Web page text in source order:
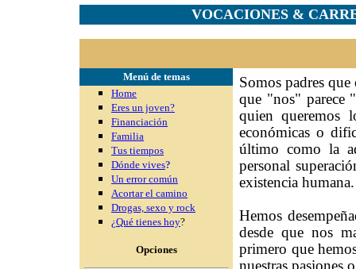
VOCACIONES &
Menú de temas
Home
Eres un joven?
Financiación
Familia
Tus tiempos
Dónde vives?
Un error común
Acortar el camino
Drogas, sexo y rock
¿Qué tienes hoy?
Opciones
Somos padres
que "nos" parece
quien queremos
económicas o
último como la
personal
existencia humana.
Hemos
desde que nos
primero que